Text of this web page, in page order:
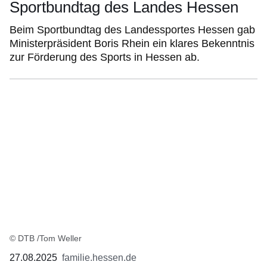
Sportbundtag des Landes Hessen
Beim Sportbundtag des Landessportes Hessen gab
Ministerpräsident Boris Rhein ein klares Bekenntnis
zur Förderung des Sports in Hessen ab.
© DTB /Tom Weller
27.08.2025 familie.hessen.de